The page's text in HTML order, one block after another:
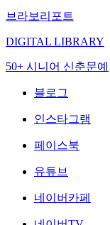
브라보리포트
DIGITAL LIBRARY
50+ 시니어 신춘문예
블로그
인스타그램
페이스북
유튜브
네이버카페